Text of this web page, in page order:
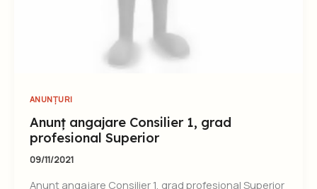
ANUNȚURI
Anunț angajare Consilier 1, grad
profesional Superior
09/11/2021
Anunț angajare Consilier 1, grad profesional Superior